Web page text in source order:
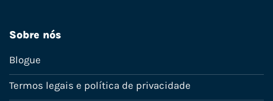
Sobre nós
Blogue
Termos legais e política de privacidade